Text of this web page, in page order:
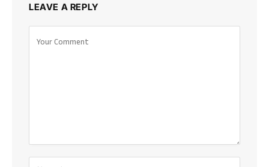
LEAVE A REPLY